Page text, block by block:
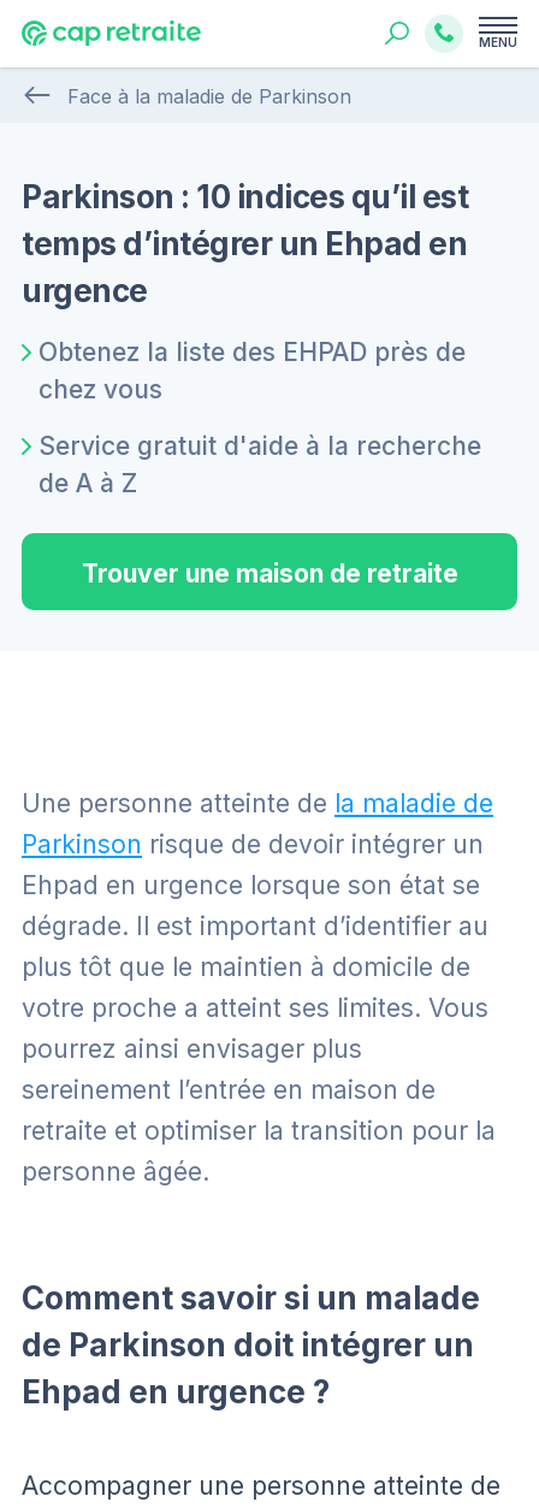
MENU
Face à la maladie de Parkinson
Parkinson : 10 indices qu’il est
temps d’intégrer un Ehpad en
urgence
Obtenez la liste des EHPAD près de
chez vous
Service gratuit d'aide à la recherche
de A à Z
Trouver une maison de retraite
Une personne atteinte de la maladie de
Parkinson risque de devoir intégrer un
Ehpad en urgence lorsque son état se
dégrade. Il est important d’identifier au
plus tôt que le maintien à domicile de
votre proche a atteint ses limites. Vous
pourrez ainsi envisager plus
sereinement l’entrée en maison de
retraite et optimiser la transition pour la
personne âgée.
Comment savoir si un malade
de Parkinson doit intégrer un
Ehpad en urgence ?
Accompagner une personne atteinte de